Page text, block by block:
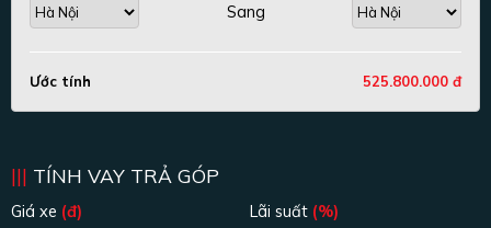
Sang
Ước tính 525.800.000 đ
TÍNH VAY TRẢ GÓP
Giá xe (đ) Lãi suất (%)